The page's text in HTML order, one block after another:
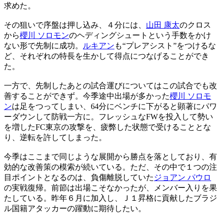
求めた。
その狙いで序盤は押し込み、４分には、 山田 康太のクロス
から櫻川 ソロモンのヘディングシュートという手数をかけ
ない形で先制に成功。
ルキアン も“プレアシスト”をつけるな
ど、それぞれの特長を生かして得点につなげることができ
た。
一方で、先制したあとの試合運びについてはこの試合でも改
善することができず。今季途中出場が多かった櫻川 ソロモ
ンは足をつってしまい、64分にベンチに下がると顕著にパワ
ーダウンして防戦一方に。フレッシュなFWを投入して勢い
を増したFC東京の攻撃を、疲弊した状態で受けることとな
り、逆転を許してしまった。
今季はここまで同じような展開から勝点を落としており、有
効的な改善策の模索が続いている。ただ、その中で１つの注
目ポイントとなるのは、負傷離脱していた ジョアン パウロ
の実戦復帰。前節は出場こそなかったが、メンバー入りを果
たしている。昨年６月に加入し、Ｊ１昇格に貢献したブラジ
ル国籍アタッカーの躍動に期待したい。